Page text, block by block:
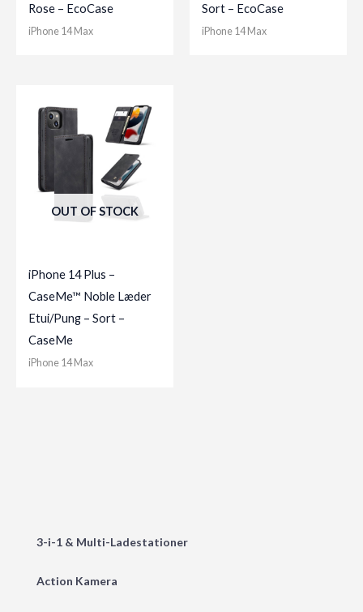
3-i-1 & Multi-Ladestationer
Action Kamera
Rose – EcoCase
iPhone 14 Max
Sort – EcoCase
iPhone 14 Max
OUT OF STOCK
iPhone 14 Plus –
CaseMe™ Noble Læder
Etui/Pung – Sort –
CaseMe
iPhone 14 Max